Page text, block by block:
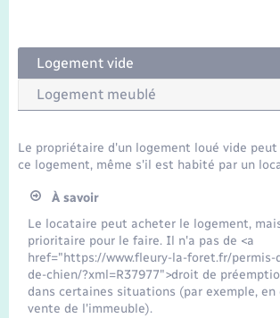
Transports
Voirie et espace public
Logement vide
Logement meublé
Le propriétaire d'un logement loué vide
ce logement, même s'il est habité par un
À savoir
Le locataire peut acheter le logement,
prioritaire pour le faire. Il n'a pas de <a
href="https://www.fleury-la-foret.fr/
de-chien/?xml=R37977">droit de
dans certaines situations (par exemple, en
vente de l'immeuble).